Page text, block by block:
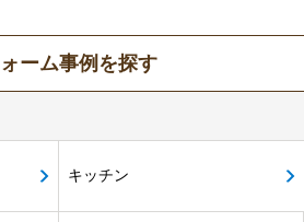
ーム事例を探す
キッチン